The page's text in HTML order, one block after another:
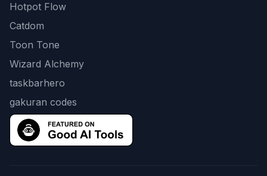
Hotpot Flow
Catdom
Toon Tone
Wizard Alchemy
taskbarhero
gakuran codes